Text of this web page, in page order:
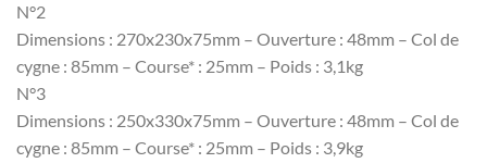
N°2
Dimensions : 270x230x75mm – Ouverture : 48mm – Col de
cygne : 85mm – Course* : 25mm – Poids : 3,1kg
N°3
Dimensions : 250x330x75mm – Ouverture : 48mm – Col de
cygne : 85mm – Course* : 25mm – Poids : 3,9kg